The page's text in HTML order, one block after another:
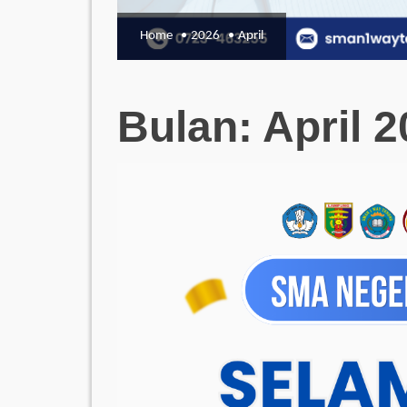
Home 2026 April
Bulan: April